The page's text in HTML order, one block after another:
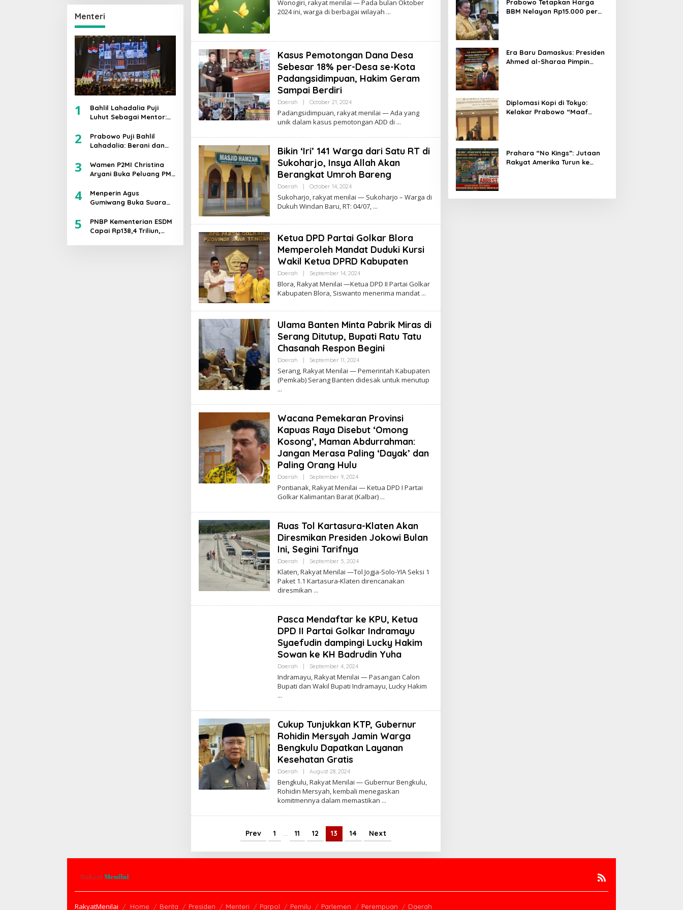
Mengantongi 42,1℅
Suara
Menteri
1
Bahlil Lahadalia Puji
Luhut Sebagai Mentor:
Investor, Itu Ajaran
Beliau
2
Prabowo Puji Bahlil
Lahadalia: Berani dan
Kinerjanya 88–89
3
Wamen P2MI Christina
Aryani Buka Peluang PMI
dan Syaratnya
4
Menperin Agus
Gumiwang Buka Suara
Namnam Fashion
Industries
5
PNBP Kementerian ESDM
Capai Rp138,4 Triliun,
O
Z
Wonogiri, rakyat menilai — Pada bulan Oktober
2024 ini, warga di berbagai wilayah
Kasus Pemotongan Dana Desa
Sebesar 18% per-Desa se-Kota
Padangsidimpuan, Hakim Geram
Sampai Berdiri
Daerah October 21, 2024B
R
O
Y
Z
Padangsidimpuan, rakyat menilai — Ada yang
unik dalam kasus pemotongan ADD di
Bikin ‘Iri’ 141 Warga dari Satu RT di
Sukoharjo, Insya Allah Akan
Berangkat Umroh Bareng
Daerah October 14, 2024B
R
O
Z
Sukoharjo, rakyat menilai — Sukoharjo – Warga di
Dukuh Windan Baru, RT: 04/07,
Ketua DPD Partai Golkar Blora
Memperoleh Mandat Duduki Kursi
Wakil Ketua DPRD Kabupaten
Daerah September 14, 2024B
R
O
Z
Blora, Rakyat Menilai —Ketua DPD II Partai Golkar
Kabupaten Blora, Siswanto menerima mandat
Ulama Banten Minta Pabrik Miras di
Serang Ditutup, Bupati Ratu Tatu
Chasanah Respon Begini
Daerah September 11, 2024B
Y
R
O
A
Serang, Rakyat Menilai — Pemerintah Kabupaten
(Pemkab) Serang Banten didesak untuk menutup
Wacana Pemekaran Provinsi
Kapuas Raya Disebut ‘Omong
Kosong’, Maman Abdurrahman:
Jangan Merasa Paling ‘Dayak’ dan
Paling Orang Hulu
Daerah September 9, 2024B
O
Y
Z
Pontianak, Rakyat Menilai — Ketua DPD I Partai
Golkar Kalimantan Barat (Kalbar)
Ruas Tol Kartasura-Klaten Akan
Diresmikan Presiden Jokowi Bulan
Ini, Segini Tarifnya
Daerah September 5, 2024B
Y
R
O
A
Klaten, Rakyat Menilai —Tol Jogja-Solo-YIA Seksi 1
Paket 1.1 Kartasura-Klaten direncanakan
diresmikan
Pasca Mendaftar ke KPU, Ketua
DPD II Partai Golkar Indramayu
Syaefudin dampingi Lucky Hakim
Sowan ke KH Badrudin Yuha
Daerah September 4, 2024B
Y
R
O
A
Indramayu, Rakyat Menilai — Pasangan Calon
Bupati dan Wakil Bupati Indramayu, Lucky Hakim
Cukup Tunjukkan KTP, Gubernur
Rohidin Mersyah Jamin Warga
Bengkulu Dapatkan Layanan
Kesehatan Gratis
Daerah August 28, 2024B
R
O
R
A
Bengkulu, Rakyat Menilai — Gubernur Bengkulu,
Rohidin Mersyah, kembali menegaskan
komitmennya dalam memastikan
Prev 1 … 11 12 13 14 Next
Prabowo Tetapkan Harga
BBM Nelayan Rp15.000 per
Era Baru Damaskus: Presiden
Ahmed al-Sharaa Pimpin
Diplomasi Kopi di Tokyo:
Kelakar Prabowo “Maaf
Prahara “No Kings”: Jutaan
Rakyat Amerika Turun ke
RakyatMenilai Home Berita Presiden Menteri Parpol Pemilu Parlemen Perempuan Daerah